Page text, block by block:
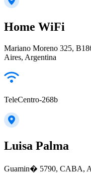
Home WiFi
Mariano Moreno 325,
Aires, Argentina
TeleCentro-268b
Luisa Palma
Guamin� 5790, CABA,